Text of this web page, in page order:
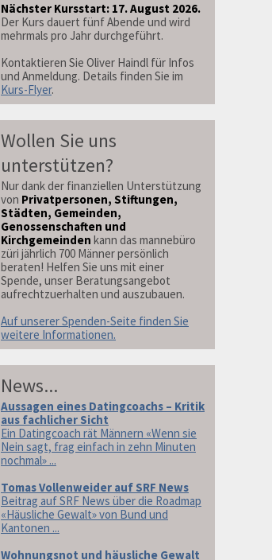
Nächster Kursstart: 17. August 2026.
Der Kurs dauert fünf Abende und wird
mehrmals pro Jahr durchgeführt.
Kontaktieren Sie Oliver Haindl für Infos
und Anmeldung. Details finden Sie im
Kurs-Flyer.
Wollen Sie uns
unterstützen?
Nur dank der finanziellen Unterstützung
von Privatpersonen, Stiftungen,
Städten, Gemeinden,
Genossenschaften und
Kirchgemeinden kann das mannebüro
züri jährlich 700 Männer persönlich
beraten! Helfen Sie uns mit einer
Spende, unser Beratungsangebot
aufrechtzuerhalten und auszubauen.
Auf unserer Spenden-Seite finden Sie
weitere Informationen.
News...
Aussagen eines Datingcoachs – Kritik
aus fachlicher Sicht
Ein Datingcoach rät Männern «Wenn sie
Nein sagt, frag einfach in zehn Minuten
nochmal» ...
Tomas Vollenweider auf SRF News
Beitrag auf SRF News über die Roadmap
«Häusliche Gewalt» von Bund und
Kantonen ...
Wohnungsnot und häusliche Gewalt